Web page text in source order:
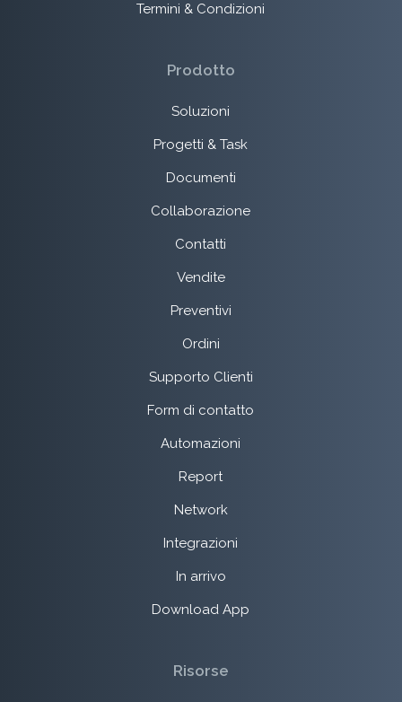
Termini & Condizioni
Prodotto
Soluzioni
Progetti & Task
Documenti
Collaborazione
Contatti
Vendite
Preventivi
Ordini
Supporto Clienti
Form di contatto
Automazioni
Report
Network
Integrazioni
In arrivo
Download App
Risorse